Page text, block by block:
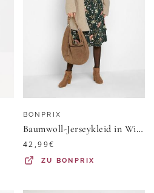
BONPRIX
Baumwoll-Jerseykleid in Wickeloptik
42,99€
ZU BONPRIX